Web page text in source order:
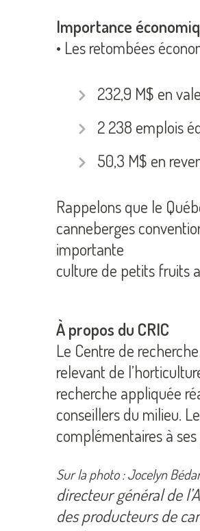
Importance
• Les retombées
232,9 M$ en
2 238 emplois
50,3 M$ en
Rappelons que le
canneberges
importante
culture de petits fruits
À propos du CRIC
Le Centre de
relevant de
recherche appliquée
conseillers du milieu.
complémentaires à
Sur la photo : Jocelyn
directeur général de
des producteurs de